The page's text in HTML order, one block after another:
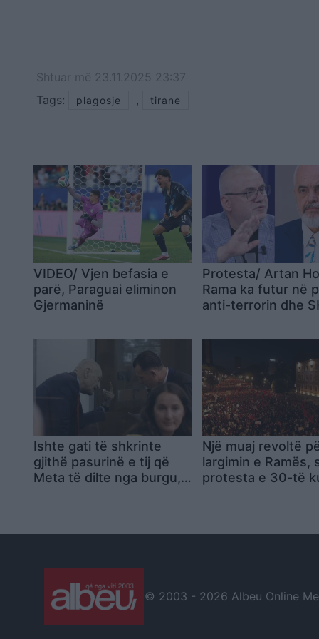
Shtuar më 23.11.2025 23:37
Tags:
plagosje , tirane
VIDEO/ Vjen befasia e
parë, Paraguai eliminon
Gjermaninë
Protesta/ Artan
Rama ka futur në
anti-terrorin dhe
Ishte gati të shkrinte
gjithë pasurinë e tij që
Meta të dilte nga burgu,
Një muaj revoltë
largimin e Ramës,
protesta e 30-të
© 2003 - 2026 Albeu Online